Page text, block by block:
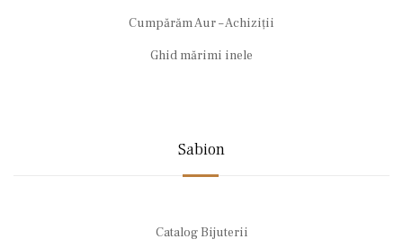
Cumpărăm Aur – Achiziții
Ghid mărimi inele
Sabion
Catalog Bijuterii